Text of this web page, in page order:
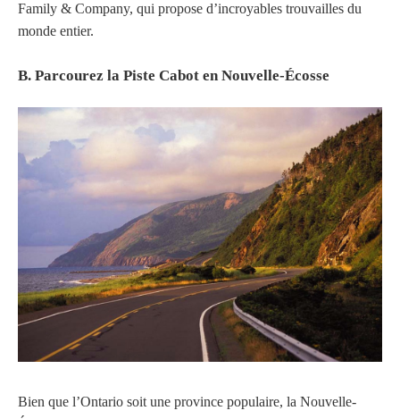
Family & Company, qui propose d’incroyables trouvailles du
monde entier.
B. Parcourez la Piste Cabot en Nouvelle-Écosse
Bien que l’Ontario soit une province populaire, la Nouvelle-